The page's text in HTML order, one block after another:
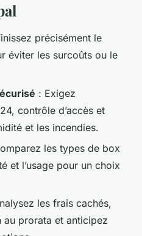
pour
rangement à
précisément le
éviter les surcoûts ou le
: Exigez
contrôle d’accès et
et les incendies.
les types de box
et l’usage pour un choix
les frais cachés,
prorata et anticipez